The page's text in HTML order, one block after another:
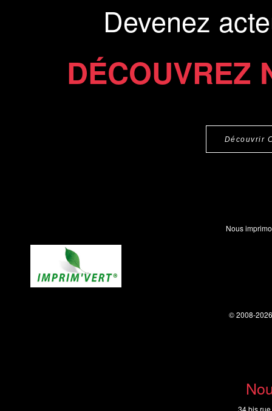
Devenez
DÉCOUVREZ
Découvrir
34 bis
Nous
© 2008-